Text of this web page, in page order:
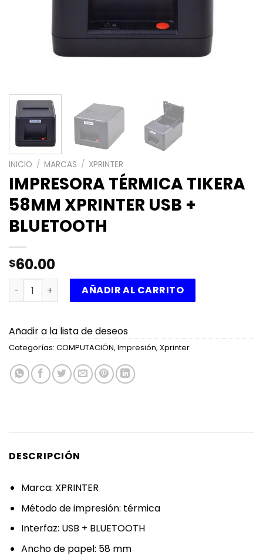
INICIO / MARCAS / XPRINTER
IMPRESORA TÉRMICA TIKERA
58MM XPRINTER USB +
BLUETOOTH
$60.00
IMPRESORA TÉRMICA TIKERA 58MM XPRINTER USB +
AÑADIR AL CARRITO
Añadir a la lista de deseos
Categorías: COMPUTACIÓN, Impresión, Xprinter
DESCRIPCIÓN
Marca: XPRINTER
Método de impresión: térmica
Interfaz: USB + BLUETOOTH
Ancho de papel: 58 mm